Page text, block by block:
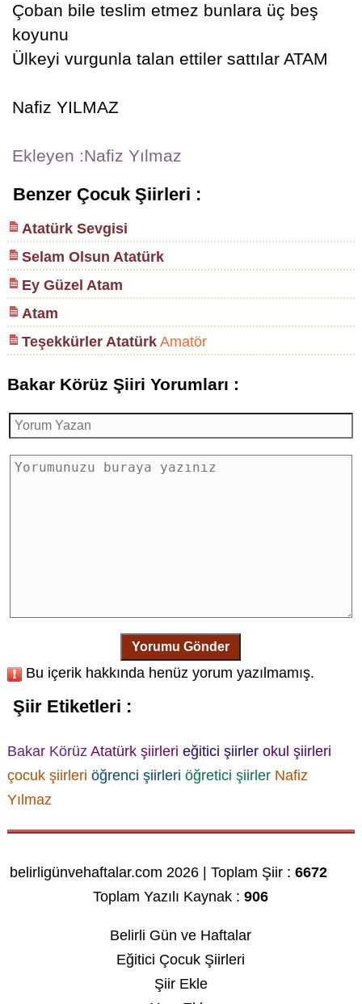
Çoban bile teslim etmez bunlara üç beş
koyunu
Ülkeyi vurgunla talan ettiler sattılar ATAM
Nafiz YILMAZ
Ekleyen :Nafiz Yılmaz
Benzer Çocuk Şiirleri :
Atatürk Sevgisi
Selam Olsun Atatürk
Ey Güzel Atam
Atam
Teşekkürler AtatürkAmatör
Bakar Körüz Şiiri Yorumları :
Yorumu Gönder
Bu içerik hakkında henüz yorum yazılmamış.
Şiir Etiketleri :
Bakar Körüz Atatürk şiirleri eğitici şiirler okul şiirleri
çocuk şiirleri öğrenci şiirleri öğretici şiirler Nafiz
Yılmaz
belirligünvehaftalar.com 2026 | Toplam Şiir :6672
Toplam Yazılı Kaynak :906
Belirli Gün ve Haftalar
Eğitici Çocuk Şiirleri
Şiir Ekle